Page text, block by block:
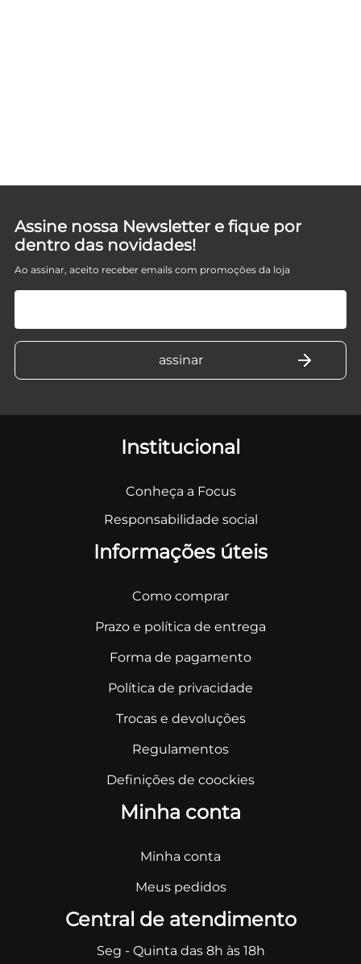
Assine nossa Newsletter e fique por
dentro das novidades!
Ao assinar, aceito receber emails com promoções da loja
Institucional
Conheça a Focus
Responsabilidade social
Informações úteis
Como comprar
Prazo e política de entrega
Forma de pagamento
Política de privacidade
Trocas e devoluções
Regulamentos
Definições de coockies
Minha conta
Minha conta
Meus pedidos
Central de atendimento
Seg - Quinta das 8h às 18h